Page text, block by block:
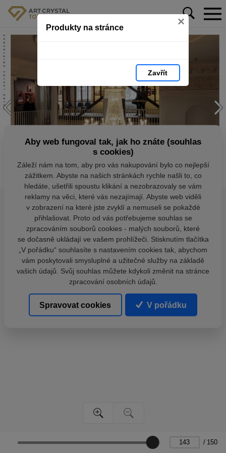
Produkty na stránce ×
Zavřít
/ 150
Aby web fungoval tak, jak ho znáte (souhlas
s cookies)
Záleží nám na tom, aby pro vás nakupování bylo co nejlepší
zážitkem. Abyste na našich stránkách rychle našli to, co
hledáte, ušetřili spoustu klikání a nezobrazovaly se vám
reklamy na věci, které vás nezajímají. Abyste web viděli
v zobrazení na které jste zvyklí a nemuseli se pokaždé
přihlašovat. Proto od vás potřebujeme souhlas se
zpracováním souborů cookies - malých souborů, které
se dočasně ukládají ve vašem prohlížeči. Stisknutím tlačítka
„V pořádku“ souhlasíte s nastavením cookies tak, abychom
vám poskytovali smysluplné a užitečné služby na základě
vašich údajů. Svůj souhlas můžete kdykoli změnit na stránce
zpracování osobních údajů.
Spravovat cookies V pořádku